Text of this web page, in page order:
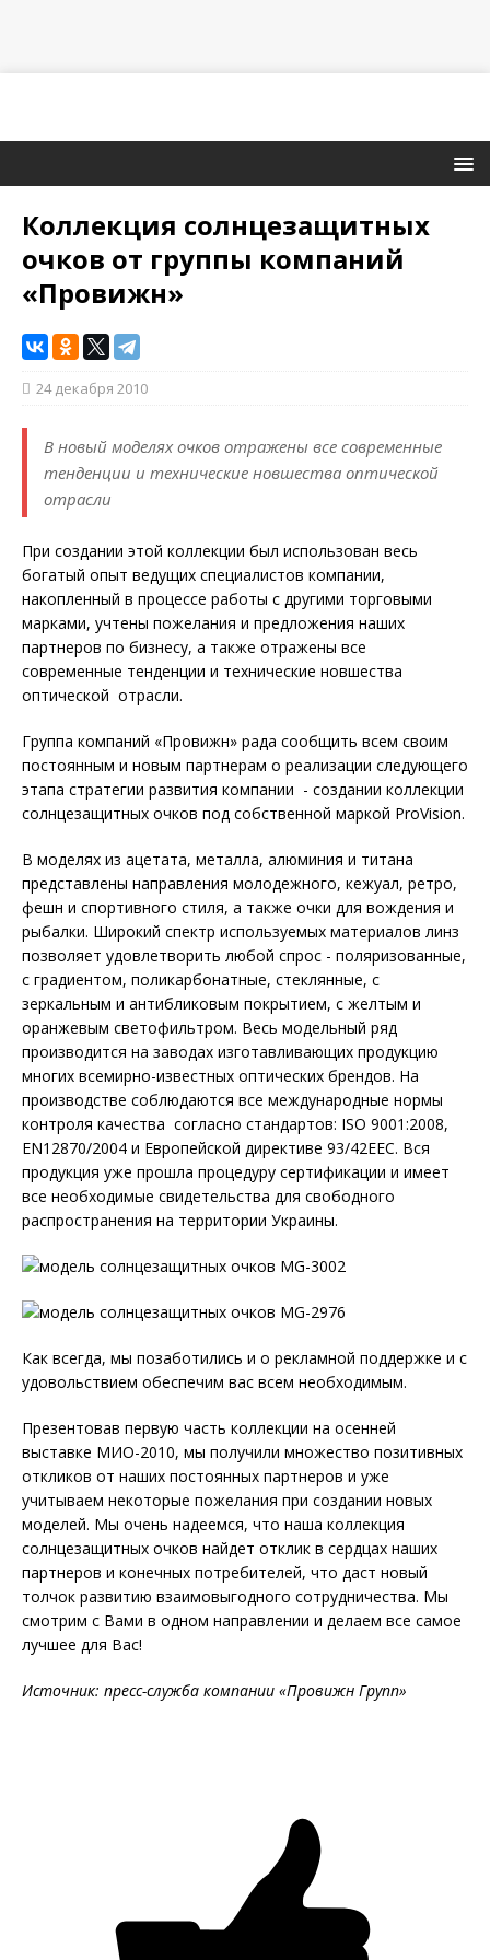
Коллекция солнцезащитных
очков от группы компаний
«Провижн»
24 декабря 2010
В новый моделях очков отражены все современные
тенденции и технические новшества оптической
отрасли
При создании этой коллекции был использован весь
богатый опыт ведущих специалистов компании,
накопленный в процессе работы с другими торговыми
марками, учтены пожелания и предложения наших
партнеров по бизнесу, а также отражены все
современные тенденции и технические новшества
оптической отрасли.
Группа компаний «Провижн» рада сообщить всем своим
постоянным и новым партнерам о реализации следующего
этапа стратегии развития компании - создании коллекции
солнцезащитных очков под собственной маркой ProVision.
В моделях из ацетата, металла, алюминия и титана
представлены направления молодежного, кежуал, ретро,
фешн и спортивного стиля, а также очки для вождения и
рыбалки. Широкий спектр используемых материалов линз
позволяет удовлетворить любой спрос - поляризованные,
с градиентом, поликарбонатные, стеклянные, с
зеркальным и антибликовым покрытием, с желтым и
оранжевым светофильтром. Весь модельный ряд
производится на заводах изготавливающих продукцию
многих всемирно-известных оптических брендов. На
производстве соблюдаются все международные нормы
контроля качества согласно стандартов: ISO 9001:2008,
ЕN12870/2004 и Европейской директиве 93/42ЕЕС. Вся
продукция уже прошла процедуру сертификации и имеет
все необходимые свидетельства для свободного
распространения на территории Украины.
Как всегда, мы позаботились и о рекламной поддержке и с
удовольствием обеспечим вас всем необходимым.
Презентовав первую часть коллекции на осенней
выставке МИО-2010, мы получили множество позитивных
откликов от наших постоянных партнеров и уже
учитываем некоторые пожелания при создании новых
моделей. Мы очень надеемся, что наша коллекция
солнцезащитных очков найдет отклик в сердцах наших
партнеров и конечных потребителей, что даст новый
толчок развитию взаимовыгодного сотрудничества. Мы
смотрим с Вами в одном направлении и делаем все самое
лучшее для Вас!
Источник: пресс-служба компании «Провижн Групп»